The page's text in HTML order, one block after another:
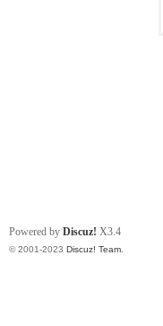
Powered by Discuz! X3.4
© 2001-2023 Discuz! Team.